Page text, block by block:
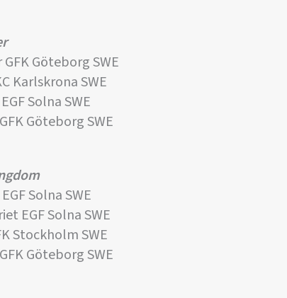
GFK Göteborg SWE
Karlskrona SWE
Solna SWE
Göteborg SWE
Solna SWE
EGF Solna SWE
Stockholm SWE
Göteborg SWE